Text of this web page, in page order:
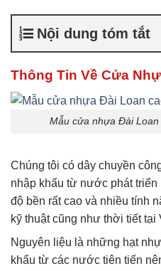
Nội dung tóm tắt
Thông Tin Về Cửa
Mẫu cửa nhựa Đài
Chúng tôi có dây chuyền
nhập khẩu từ nước phát triển
độ bền rất cao và nhiều tính
kỹ thuật cũng như thời tiết tại
Nguyên liệu là những hạt
khẩu từ các nước tiên tiến